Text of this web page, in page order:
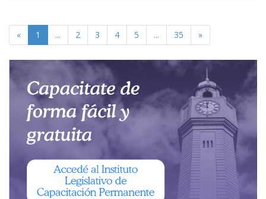
« 1 ... 2 3 4 5 ... 35 »